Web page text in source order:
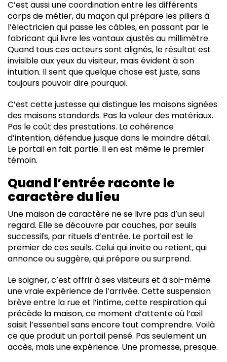
C’est aussi une coordination entre les différents
corps de métier, du maçon qui prépare les piliers à
l’électricien qui passe les câbles, en passant par le
fabricant qui livre les vantaux ajustés au millimètre.
Quand tous ces acteurs sont alignés, le résultat est
invisible aux yeux du visiteur, mais évident à son
intuition. Il sent que quelque chose est juste, sans
toujours pouvoir dire pourquoi.
C’est cette justesse qui distingue les maisons signées
des maisons standards. Pas la valeur des matériaux.
Pas le coût des prestations. La cohérence
d’intention, défendue jusque dans le moindre détail.
Le portail en fait partie. Il en est même le premier
témoin.
Quand l’entrée raconte le
caractère du lieu
Une maison de caractère ne se livre pas d’un seul
regard. Elle se découvre par couches, par seuils
successifs, par rituels d’entrée. Le portail est le
premier de ces seuils. Celui qui invite ou retient, qui
annonce ou suggère, qui prépare ou surprend.
Le soigner, c’est offrir à ses visiteurs et à soi-même
une vraie expérience de l’arrivée. Cette suspension
brève entre la rue et l’intime, cette respiration qui
précède la maison, ce moment d’attente où l’œil
saisit l’essentiel sans encore tout comprendre. Voilà
ce que produit un portail pensé. Pas seulement un
accès, mais une expérience. Une promesse, presque.